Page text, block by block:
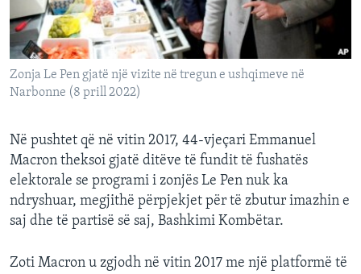
Zonja Le Pen gjatë një vizite në tregun e ushqimeve në
Narbonne (8 prill 2022)
Në pushtet që në vitin 2017, 44-vjeçari Emmanuel
Macron theksoi gjatë ditëve të fundit të fushatës
elektorale se programi i zonjës Le Pen nuk ka
ndryshuar, megjithë përpjekjet për të zbutur imazhin e
saj dhe të partisë së saj, Bashkimi Kombëtar.
Zoti Macron u zgjodh në vitin 2017 me një platformë të